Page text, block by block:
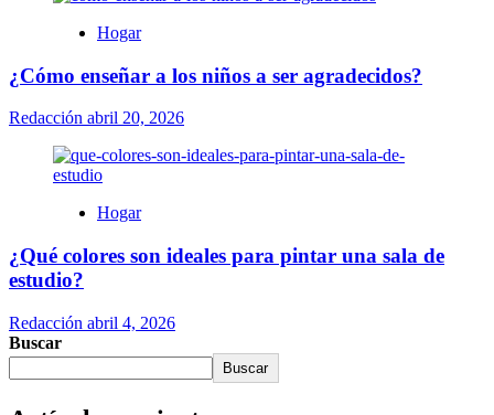
Hogar
¿Cómo enseñar a los niños a ser agradecidos?
Redacción abril 20, 2026
Hogar
¿Qué colores son ideales para pintar una sala de
estudio?
Redacción abril 4, 2026
Buscar
Buscar